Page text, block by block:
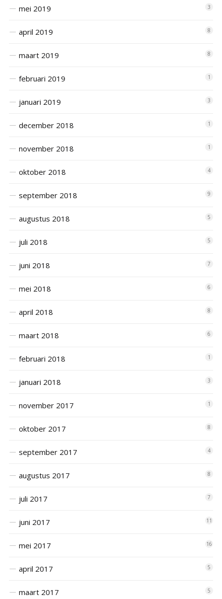
mei 2019 3
april 2019 8
maart 2019 8
februari 2019 1
januari 2019 3
december 2018 1
november 2018 1
oktober 2018 4
september 2018 9
augustus 2018 5
juli 2018 5
juni 2018 7
mei 2018 6
april 2018 8
maart 2018 6
februari 2018 1
januari 2018 3
november 2017 1
oktober 2017 8
september 2017 4
augustus 2017 8
juli 2017 7
juni 2017 11
mei 2017 16
april 2017 5
maart 2017 5